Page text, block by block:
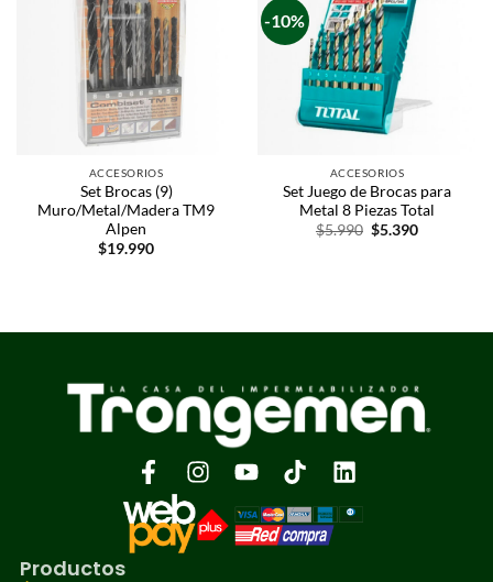
ACCESORIOS
Set Brocas (9)
Muro/Metal/Madera TM9
Alpen
$19.990
-10%
ACCESORIOS
Set Juego de Brocas para
Metal 8 Piezas Total
$5.990 $5.390
Productos